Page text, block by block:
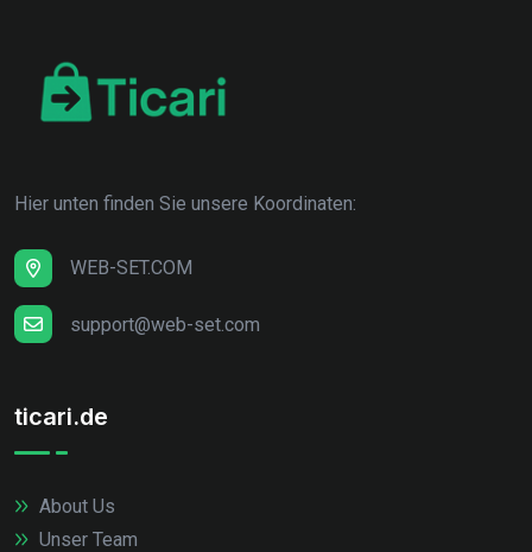
Hier unten finden Sie unsere Koordinaten:
WEB-SET.COM
support@web-set.com
ticari.de
About Us
Unser Team